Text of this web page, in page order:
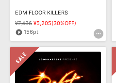
EDM FLOOR KILLERS
¥7,436 ¥5,205(30%OFF)
156pt